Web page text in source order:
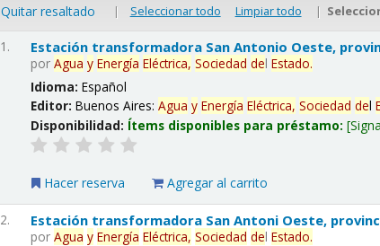
Quitar resaltado | Seleccionar todo Limpiar todo |
1. Estación transformadora San Antonio Oeste,
porAgua y Energía Eléctrica, Sociedad delEstado.
Idioma:Español
Editor:Buenos Aires:Agua y Energía Eléctrica, Sociedad del
Disponibilidad: Ítems disponibles para préstamo:
Hacer reserva Agregar al carrito
2. Estación transformadora San Antoni Oeste,
porAgua y Energía Eléctrica, Sociedad delEstado.